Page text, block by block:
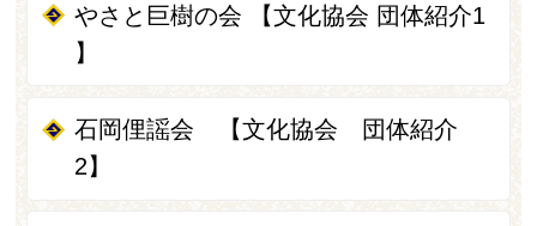
やさと巨樹の会 【文化協会 団体紹介1
】
石岡俚謡会 【文化協会 団体紹介
2】